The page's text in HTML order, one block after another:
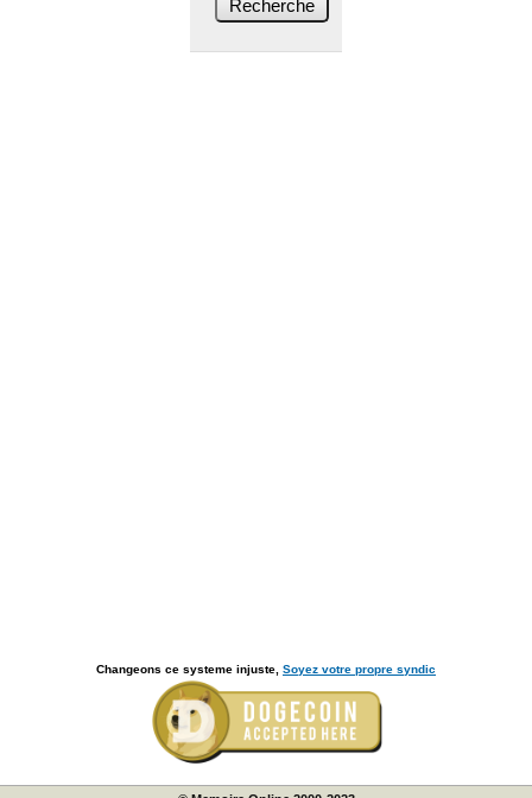
Changeons ce systeme injuste, Soyez votre propre syndic